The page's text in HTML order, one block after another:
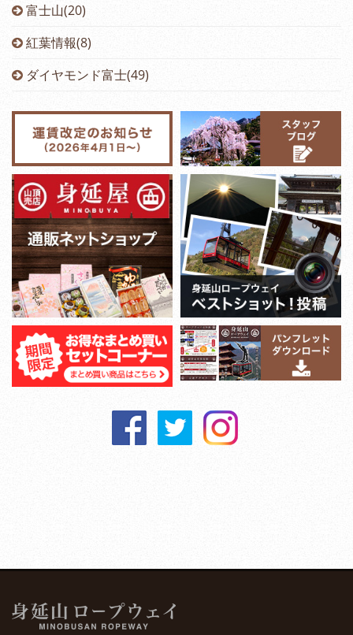
富士山(20)
紅葉情報(8)
ダイヤモンド富士(49)